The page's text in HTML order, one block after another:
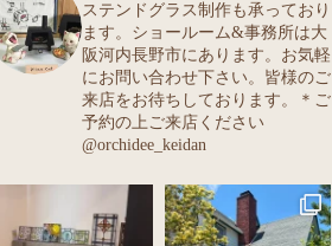
ステンドグラス制作も承っており
ます。ショールーム&事務所は大
阪河内長野市にあります。お気軽
にお問い合わせ下さい。皆様のご
来店をお待ちしております。＊ご
予約の上ご来店ください
@orchidee_keidan